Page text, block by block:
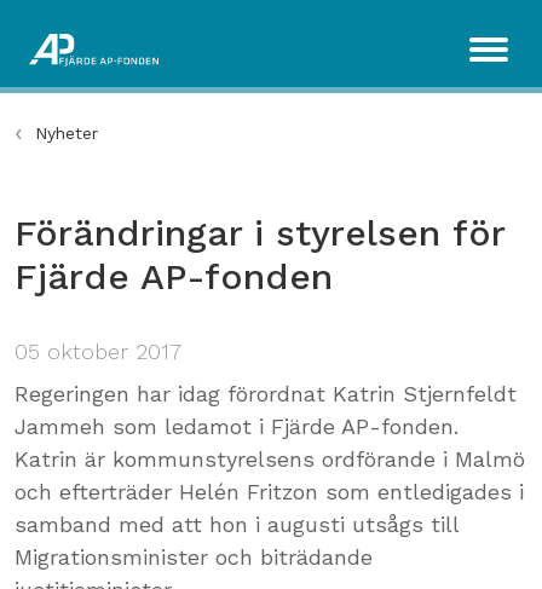
Nyheter
Förändringar i styrelsen för
Fjärde AP-fonden
05 oktober 2017
Regeringen har idag förordnat Katrin Stjernfeldt
Jammeh som ledamot i Fjärde AP-fonden.
Katrin är kommunstyrelsens ordförande i Malmö
och efterträder Helén Fritzon som entledigades i
samband med att hon i augusti utsågs till
Migrationsminister och biträdande